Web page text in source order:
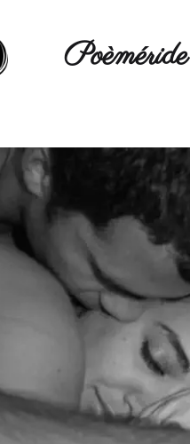
Poèméride